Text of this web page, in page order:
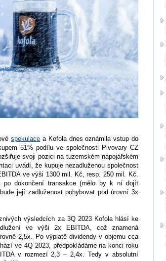
spekulace a Kofola dnes oznámila vstup do
51% podílu ve společnosti Pivovary CZ
svoji pozici na tuzemském nápojářském
uvádí, že kupuje nezadluženou společnost
ve výši 1300 mil. Kč, resp. 250 mil. Kč.
po dokončení transakce (mělo by k ní dojít
její zadluženost pohybovat pod úrovní 3x
výsledcích za 3Q 2023 Kofola hlásí ke
ve výši 2x EBITDA, což znamená
2,5x. Po výplatě dividendy v objemu cca
ve 4Q 2023, předpokládáme na konci roku
v rozmezí 2,3 – 2,4x. Tedy v absolutní